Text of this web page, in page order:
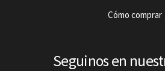
Cómo comprar
Seguinos en